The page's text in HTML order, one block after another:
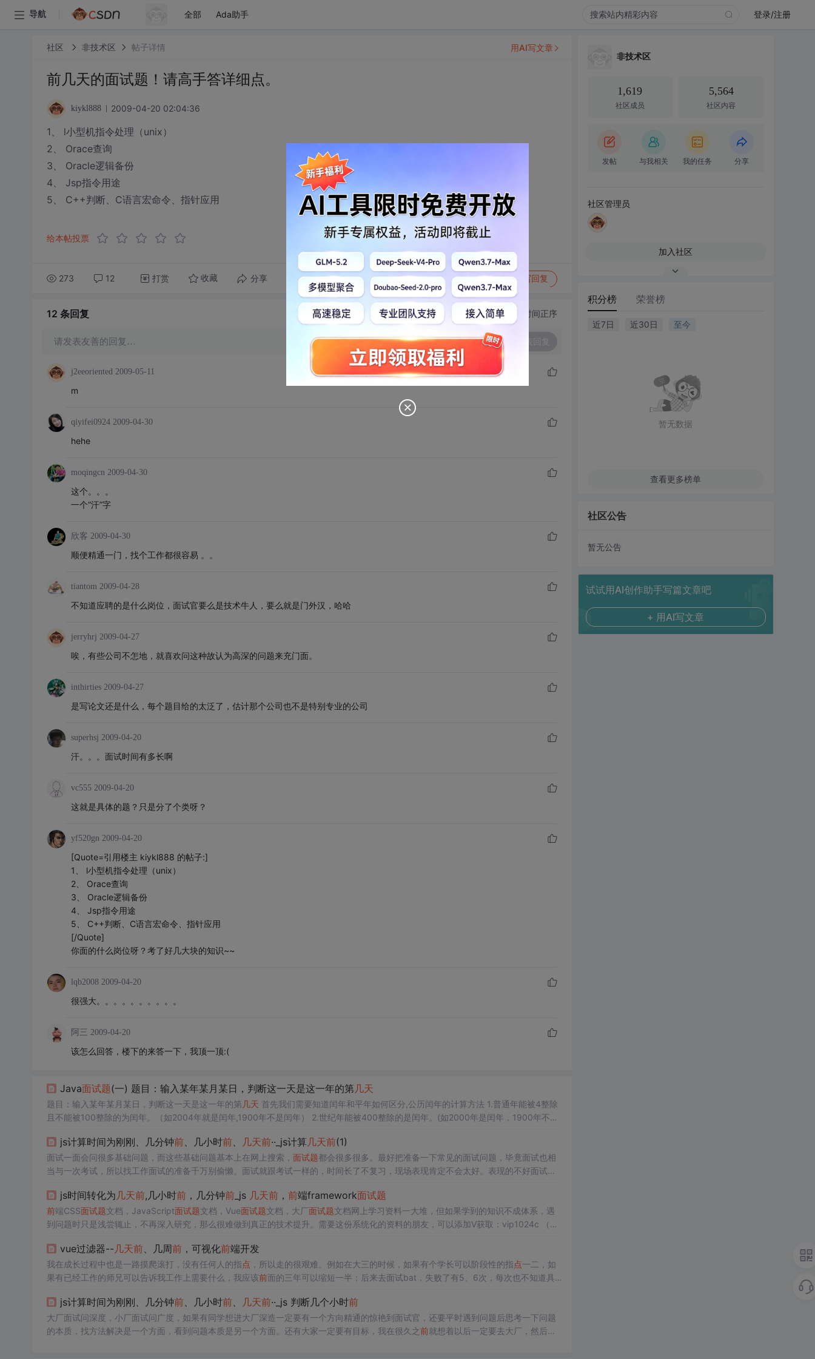
导航 全部 Ada助手 登录/注册
社区 非技术区 帖子详情
前几天的面试题！请高手答详细点。
kiykl888 2009-04-20 02:04:36
1、 l小型机指令处理（unix）
2、 Orace查询
3、 Oracle逻辑备份
4、 Jsp指令用途
5、 C++判断、C语言宏命令、指针应用
给本帖投票
273 12 打赏 收藏 分享 转发到动态 举报 写回复
用AI写文章
12 条回复 切换为时间正序
请发表友善的回复…
j2eeoriented 2009-05-11
m
qiyifei0924 2009-04-30
hehe
moqingcn 2009-04-30
这个。。。
一个“汗”字
欣客 2009-04-30
顺便精通一门，找个工作都很容易 。。
tiantom 2009-04-28
不知道应聘的是什么岗位，面试官要么是技术牛人，要么就是门外汉，哈哈
jerryhrj 2009-04-27
唉，有些公司不怎地，就喜欢问这种故认为高深的问题来充门面。
inthirties 2009-04-27
是写论文还是什么，每个题目给的太泛了，估计那个公司也不是特别专业的公司
superhsj 2009-04-20
汗。。。面试时间有多长啊
vc555 2009-04-20
这就是具体的题？只是分了个类呀？
yf520gn 2009-04-20
[Quote=引用楼主 kiykl888 的帖子:]
1、 l小型机指令处理（unix）
2、 Orace查询
3、 Oracle逻辑备份
4、 Jsp指令用途
5、 C++判断、C语言宏命令、指针应用
[/Quote]
你面的什么岗位呀？考了好几大块的知识~~
lqb2008 2009-04-20
很强大。。。。。。。。。。
阿三 2009-04-20
该怎么回答，楼下的来答一下，我顶一顶:(
Java面试题(一) 题目：输入某年某月某日，判断这一天是这一年的第 几天
题目：输入某年某月某日，判断这一天是这一年的第 几天 首先我们需要知道闰年和平年如何区分,公历闰年的计算方法 1.普通年能被4整除
且不能被100整除的为闰年。（如2004年就是闰年,1900年不是闰年） 2.世纪年能被400整除的是闰年。(如2000年是闰年，1900年不是
js计算时间为刚刚、几分钟前、几小时前、 几天前··_js计算几天前(1)
面试一面会问很多基础问题，而这些基础问题基本上在网上搜索， 面试题都会很多很多。最好把准备一下常见的面试问题，毕竟面试也相
当与一次考试，所以找工作面试的准备千万别偷懒。面试就跟考试一样的，时间长了不复习，现场表现肯定不会太好。表现的不好面试官
端面试题：常用算法面试题：内容主要包括HTML，CSS，JavaScript，浏览器，性能优化//获取当
js时间转化为 几天前,几小时前 ，几分钟前 _js 几天前 ， 前端framework面试题
前端CSS面试题文档，JavaScript面试题文档，Vue面试题文档，大厂面试题文档网上学习资料一大堆，但如果学到的知识不成体系，遇
到问题时只是浅尝辄止，不再深入研究，那么很难做到真正的技术提升。需要这份系统化的资料的朋友，可以添加V获取：vip1024c （备
圈子（技术交流、学习资源、职场吐槽、大厂内推、面试辅导），让我们一起学习成长！
vue过滤器-- 几天前、几周前 ，可视化前端开发
我在成长过程中也是一路摸爬滚打，没有任何人的指点 ，所以走的很艰难。例如在大三的时候，如果有个学长可以阶段性的指点一二，如
果有已经工作的师兄可以告诉我工作上需要什么，我应该前面的三年可以缩短一半；后来去面试bat，失败了有5、6次，每次也不知道具
要，面试官可以从面试记录里看到你的成长，总是去面试，总是没有成长，就会被定义为缺乏潜力。
js计算时间为刚刚、几分钟前、几小时前、 几天前··_js 判断几个小时前
大厂面试问深度，小厂面试问广度，如果有同学想进大厂深造一定要有一个方向精通的惊艳到面试官，还要平时遇到问题后思考一下问题
的本质，找方法解决是一个方面，看到问题本质是另一个方面。还有大家一定要有目标，我在很久之前就想着以后一定要去大厂，然后默
非技术区
1,619
社区成员
5,564
社区内容
发帖 与我相关 我的任务 分享
社区管理员
加入社区
积分榜 荣誉榜
近7日 近30日 至今
暂无数据
查看更多榜单
社区公告
暂无公告
试试用AI创作助手写篇文章吧
+ 用AI写文章